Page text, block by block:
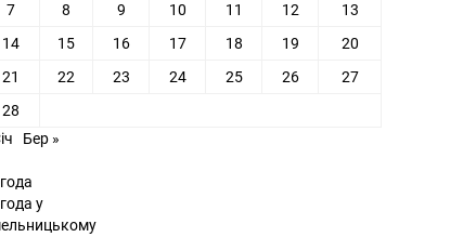
7
8 9 10 11 12
13
14
15 16 17 18 19
20
21
22 23 24 25 26
27
28
Бер »
у